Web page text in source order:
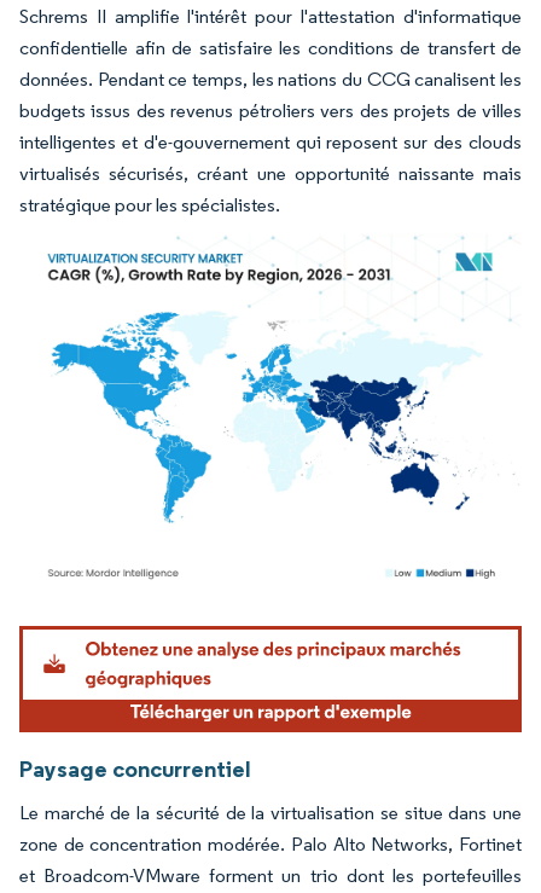
Schrems II amplifie l'intérêt pour l'attestation d'informatique
confidentielle afin de satisfaire les conditions de transfert de
données. Pendant ce temps, les nations du CCG canalisent les
budgets issus des revenus pétroliers vers des projets de villes
intelligentes et d'e-gouvernement qui reposent sur des clouds
virtualisés sécurisés, créant une opportunité naissante mais
stratégique pour les spécialistes.
Image © Mordor Intelligence. La réutilisation nécessite une attribution sous CC BY
Paysage concurrentiel
Le marché de la sécurité de la virtualisation se situe dans une
zone de concentration modérée. Palo Alto Networks, Fortinet
et Broadcom-VMware forment un trio dont les portefeuilles